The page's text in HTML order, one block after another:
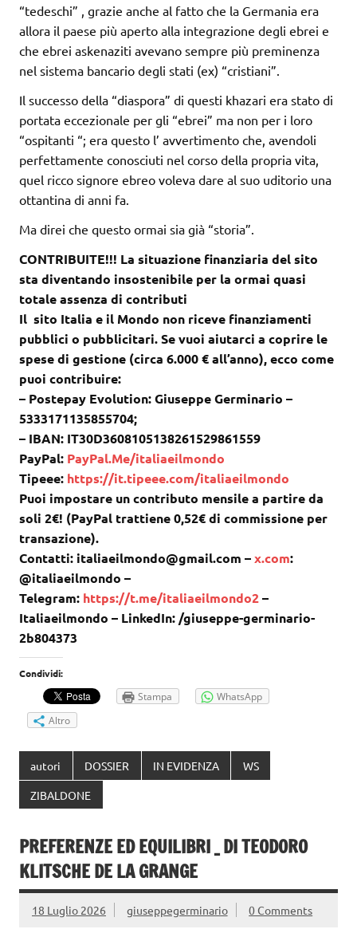
“tedeschi” , grazie anche al fatto che la Germania era
allora il paese più aperto alla integrazione degli ebrei e
che ebrei askenaziti avevano sempre più preminenza
nel sistema bancario degli stati (ex) “cristiani”.
Il successo della “diaspora” di questi khazari era stato di
portata eccezionale per gli “ebrei” ma non per i loro
“ospitanti “; era questo l’ avvertimento che, avendoli
perfettamente conosciuti nel corso della propria vita,
quel ricco signore ebreo voleva dare al suo uditorio una
ottantina di anni fa.
Ma direi che questo ormai sia già “storia”.
CONTRIBUITE!!! La situazione finanziaria del sito
sta diventando insostenibile per la ormai quasi
totale assenza di contributi
Il sito Italia e il Mondo non riceve finanziamenti
pubblici o pubblicitari. Se vuoi aiutarci a coprire le
spese di gestione (circa 6.000 € all’anno), ecco come
puoi contribuire:
– Postepay Evolution: Giuseppe Germinario –
5333171135855704;
– IBAN: IT30D3608105138261529861559
PayPal: PayPal.Me/italiaeilmondo
Tipeee: https://it.tipeee.com/italiaeilmondo
Puoi impostare un contributo mensile a partire da
soli 2€! (PayPal trattiene 0,52€ di commissione per
transazione).
Contatti: italiaeilmondo@gmail.com –x.com:
@italiaeilmondo –
Telegram: https://t.me/italiaeilmondo2–
Italiaeilmondo – LinkedIn: /giuseppe-germinario-
2b804373
Condividi:
Stampa
WhatsApp
Altro
autori DOSSIER IN EVIDENZA WS
ZIBALDONE
PREFERENZE ED EQUILIBRI _ DI TEODORO
KLITSCHE DE LA GRANGE
18 Luglio 2026 giuseppegerminario 0 Comments